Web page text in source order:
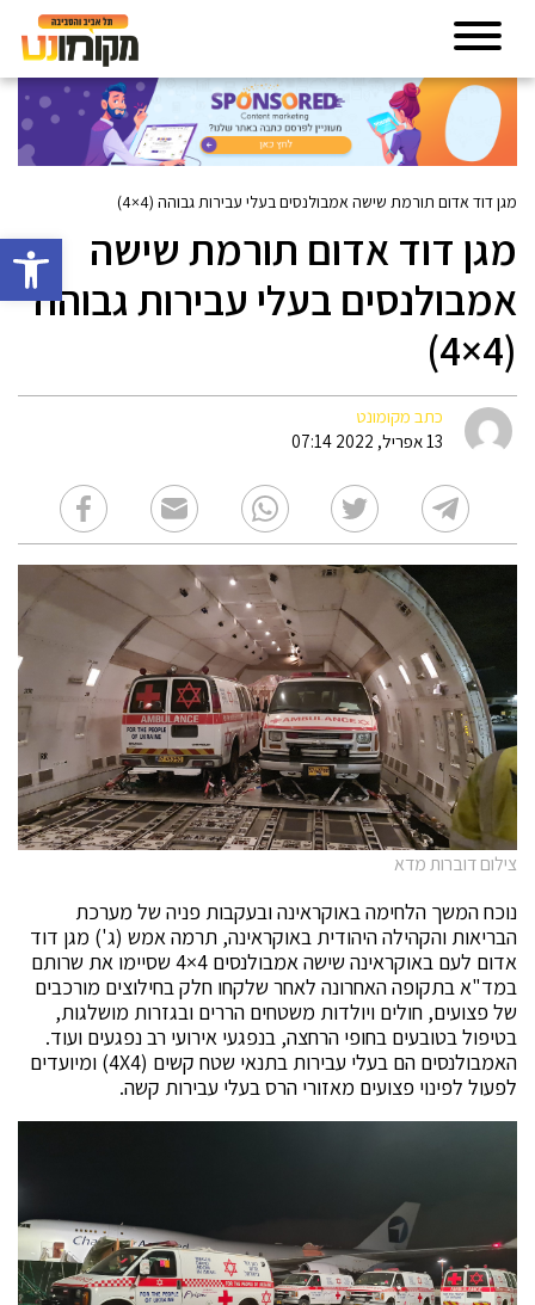
פתח
מגן דוד אדום תורמת שישה אמבולנסים בעלי עבירות גבוהה (4×4)
מגן דוד אדום תורמת שישה
אמבולנסים בעלי עבירות גבוהה
(4×4)
כתב מקומונט
13 אפריל, 2022 07:14
צילום דוברות מדא
נוכח המשך הלחימה באוקראינה ובעקבות פניה של מערכת
הבריאות והקהילה היהודית באוקראינה, תרמה אמש (ג') מגן דוד
אדום לעם באוקראינה שישה אמבולנסים 4×4 שסיימו את שרותם
במד"א בתקופה האחרונה לאחר שלקחו חלק בחילוצים מורכבים
של פצועים, חולים ויולדות משטחים הררים ובגזרות מושלגות,
בטיפול בטובעים בחופי הרחצה, בנפגעי אירועי רב נפגעים ועוד.
האמבולנסים הם בעלי עבירות בתנאי שטח קשים (4X4) ומיועדים
לפעול לפינוי פצועים מאזורי הרס בעלי עבירות קשה.